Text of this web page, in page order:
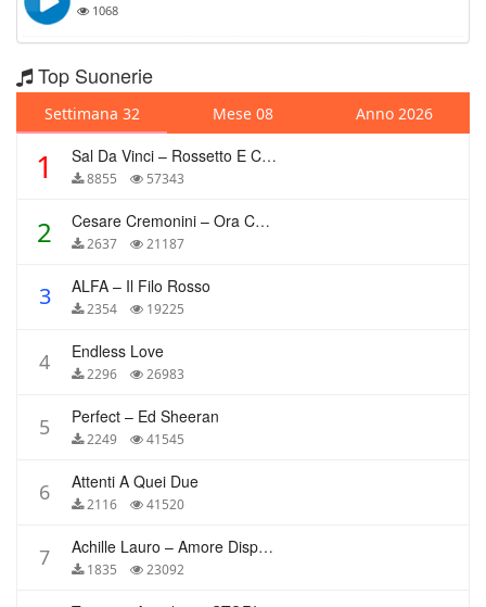
1068
Top Suonerie
Settimana 32 Mese 08 Anno 2026
1 Sal Da Vinci – Rossetto E Caffè
8855 57343
2 Cesare Cremonini – Ora Che Non Ho Più Te
2637 21187
3 ALFA – Il Filo Rosso
2354 19225
4 Endless Love
2296 26983
5 Perfect – Ed Sheeran
2249 41545
6 Attenti A Quei Due
2116 41520
7 Achille Lauro – Amore Disperato
1835 23092